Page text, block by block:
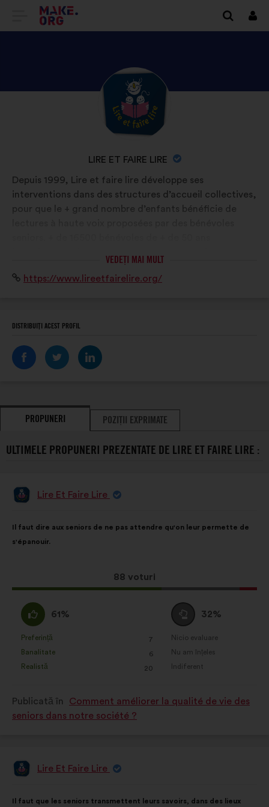
DIRECȚIONARE
PAGINĂ
MAKE.ORG
DESCOPERIȚI
PROFILUL
LIRE
LIRE
NUMELE
ORGANIZAȚIEI:
LIRE ET FAIRE LIRE
Biografie:
Depuis 1999, Lire et faire lire développe ses
interventions dans des structures d’accueil collectives,
pour que le + grand nombre d’enfants bénéficie de
enfants. L’association porte des objectifs
complémentaires de son projet initial : le
VEDEȚI MAI MULT
Sitehttps://www.lireetfairelire.org/
DISTRIBUIȚI ACEST PROFIL
PROPUNERI POZIȚII EXPRIMATE
ULTIMELE PROPUNERI PREZENTATE DE LIRE ET FAIRE LIRE :
PropunereLire Et Faire Lire
propunerii:
Il faut dire aux seniors de ne pas attendre qu'on leur permette de
s'épanouir.
Această
propunere
88 voturi
următoarea
distribuire:
Acord
:
61%
clasificarea:
Preferință
: 7
ori
Banalitate
: 6
ori
Realistă
: 20
ori
Neutru
:
32%
clasificarea:
Nicio evaluare
:ori
Nu am înțeles
:ori
Indiferent
:ori
Publicată în
Comment améliorer la qualité de vie des
seniors dans notre société ?
PropunereLire Et Faire Lire
Il faut que les seniors transmettent leurs savoirs, dans des lieux